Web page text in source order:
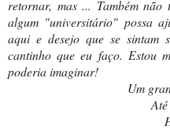
retornar, mas ... Também
algum "universitário" possa
aqui e desejo que se sintam
cantinho que eu faço. Estou
poderia imaginar!
Um